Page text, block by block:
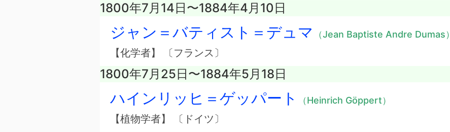
1800年7月14日〜1884年4月10日
ジャン＝バティスト＝デュマ （Jean Baptiste Andre Dumas）
【化学者】 〔フランス〕
1800年7月25日〜1884年5月18日
ハインリッヒ＝ゲッパート （Heinrich Göppert）
【植物学者】 〔ドイツ〕